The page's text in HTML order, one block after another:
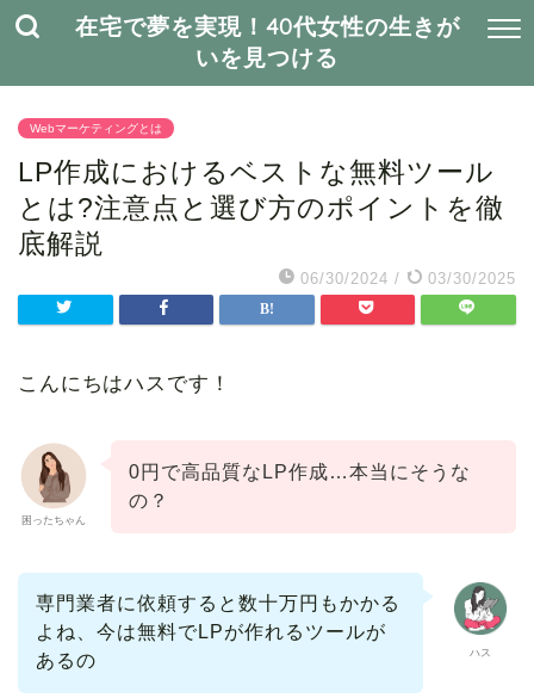
在宅で夢を実現！40代女性の生きが
いを見つける
Webマーケティングとは
LP作成におけるベストな無料ツール
とは?注意点と選び方のポイントを徹
底解説
06/30/2024 / 03/30/2025
こんにちはハスです！
困ったちゃん
0円で高品質なLP作成…本当にそうな
の？
ハス
専門業者に依頼すると数十万円もかかる
よね、今は無料でLPが作れるツールが
あるの